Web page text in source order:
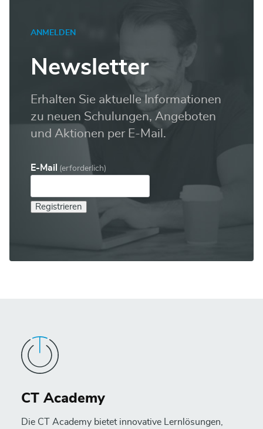
ANMELDEN
Newsletter
Erhalten Sie aktuelle Informationen
zu neuen Schulungen, Angeboten
und Aktionen per E-Mail.
E-Mail (erforderlich)
Registrieren
CT Academy
Die CT Academy bietet innovative Lernlösungen,